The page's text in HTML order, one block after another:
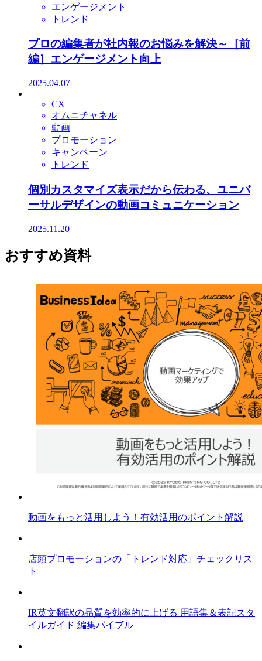
エンゲージメント
トレンド
プロの編集者が社内報のお悩みを解決～［前
編］エンゲージメント向上
2025.04.07
CX
オムニチャネル
動画
プロモーション
キャンペーン
トレンド
個別カスタマイズ表示だから伝わる、ユニバ
ーサルデザインの動画コミュニケーション
2025.11.20
おすすめ資料
動画をもっと活用しよう！有効活用のポイント解説
店頭プロモーションの「トレンド対応」チェックリス
ト
IR英文翻訳の品質を効率的に上げる 用語集＆表記スタ
イルガイド 編集バイブル